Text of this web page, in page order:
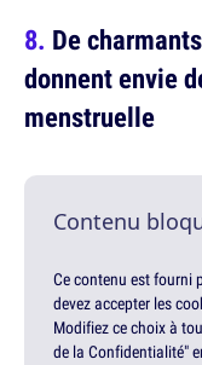
De
donnent envie
menstruelle
Contenu
Ce contenu est fourni
devez accepter les
Modifiez ce choix à
de la Confidentialité"